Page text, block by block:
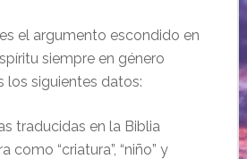
el argumento escondido en
siempre en género
los siguientes datos:
traducidas en la Biblia
como “criatura”, “niño” y